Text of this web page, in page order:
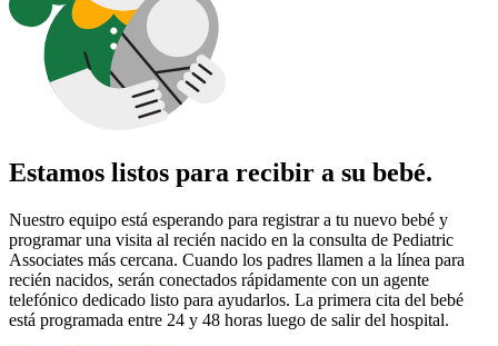
Estamos listos para recibir a su bebé.
Nuestro equipo está esperando para registrar a tu nuevo bebé y
programar una visita al recién nacido en la consulta de Pediatric
Associates más cercana. Cuando los padres llamen a la línea para
recién nacidos, serán conectados rápidamente con un agente
telefónico dedicado listo para ayudarlos. La primera cita del bebé
está programada entre 24 y 48 horas luego de salir del hospital.